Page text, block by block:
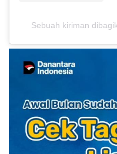
Sebuah kiriman